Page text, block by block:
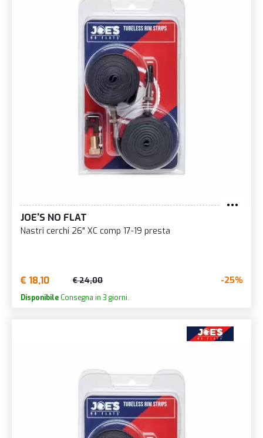
JOE'S NO FLAT
Nastri cerchi 26" XC comp 17-19 presta
€ 18,10 € 24,00 -25%
Disponibile Consegna in 3 giorni.